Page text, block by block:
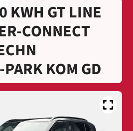
KWH GT LINE
CONNECT
KOM GD